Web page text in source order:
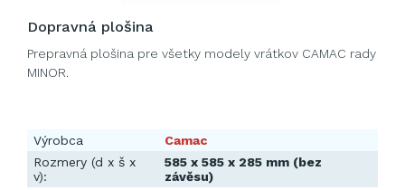
Dopravná plošina
Prepravná plošina pre všetky modely vrátkov CAMAC rady
MINOR.
Výrobca
Camac
Rozmery (d x š x
v):
585 x 585 x 285 mm (bez
závěsu)